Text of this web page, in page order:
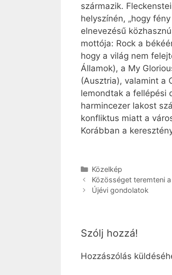
származik.
helyszínén, „hogy
elnevezésű
mottója: Rock a
hogy a világ nem
Államok), a My
(Ausztria), valamint a
lemondtak a fellépési
harmincezer lakost
konfliktus miatt a
Korábban a
Kategória
Közelkép
Közösséget teremteni
Újévi gondolatok
Szólj hozzá!
Hozzászólás